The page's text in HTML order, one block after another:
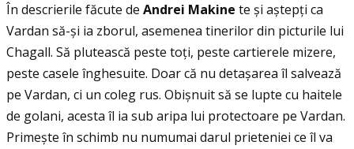
În descrierile făcute de Andrei Makine te și aștepţi ca
Vardan să-și ia zborul, asemenea tinerilor din picturile lui
Chagall. Să plutească peste toţi, peste cartierele mizere,
peste casele înghesuite. Doar că nu detașarea îl salvează
pe Vardan, ci un coleg rus. Obișnuit să se lupte cu haitele
de golani, acesta îl ia sub aripa lui protectoare pe Vardan.
Primește în schimb nu numumai darul prieteniei ce îl va